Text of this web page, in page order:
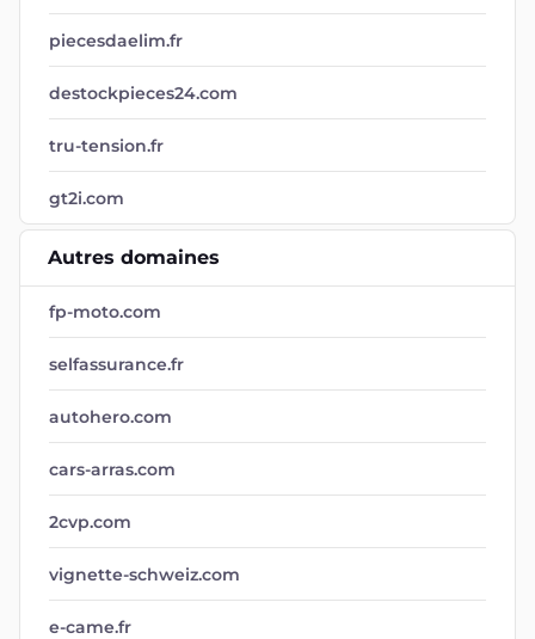
piecesdaelim.fr
destockpieces24.com
tru-tension.fr
gt2i.com
Autres domaines
fp-moto.com
selfassurance.fr
autohero.com
cars-arras.com
2cvp.com
vignette-schweiz.com
e-came.fr